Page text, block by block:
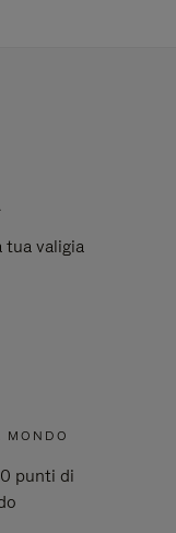
tua valigia
punti di